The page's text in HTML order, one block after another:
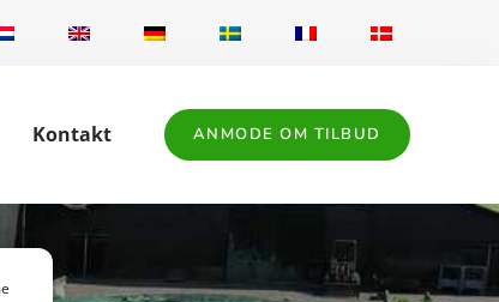
Kontakt ANMODE OM TILBUD